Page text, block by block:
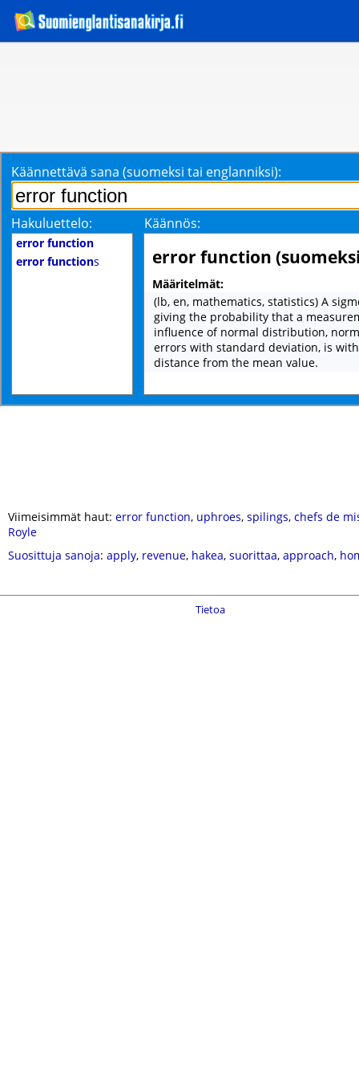
Käännettävä sana (suomeksi tai englanniksi):
Hakuluettelo: Käännös:
error function
error functions error function
Määritelmät:
(lb, en, mathematics, statistics) A
giving the probability that a
influence of normal distribution,
errors with standard deviation, is
distance from the mean value.
Viimeisimmät haut: error function, uphroes, spilings, chefs de
Royle
Suosittuja sanoja: apply, revenue, hakea, suorittaa, approach,
Tietoa